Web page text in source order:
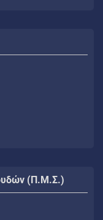
(Π.Μ.Σ.)